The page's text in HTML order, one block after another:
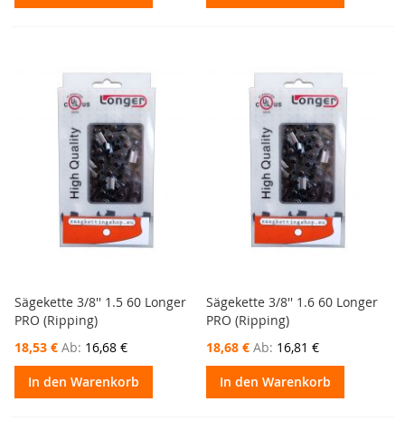
Sägekette 3/8'' 1.5 60 Longer
PRO (Ripping)
18,53 € Ab 16,68 €
In den Warenkorb
Sägekette 3/8'' 1.6 60 Longer
PRO (Ripping)
18,68 € Ab 16,81 €
In den Warenkorb